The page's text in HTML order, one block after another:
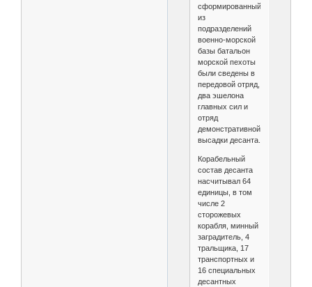
сформированный
из
подразделений
военно-морской
базы батальон
морской пехоты
были сведены в
передовой отряд,
два эшелона
главных сил и
отряд
демонстративной
высадки десанта.
Корабельный
состав десанта
насчитывал 64
единицы, в том
числе 2
сторожевых
корабля, минный
заградитель, 4
тральщика, 17
транспортных и
16 специальных
десантных